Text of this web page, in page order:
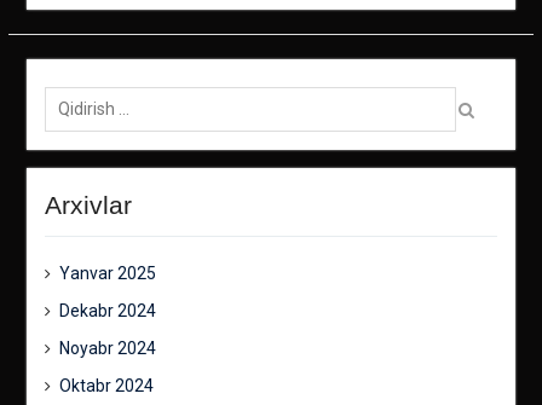
Qidirish:
Arxivlar
Yanvar 2025
Dekabr 2024
Noyabr 2024
Oktabr 2024